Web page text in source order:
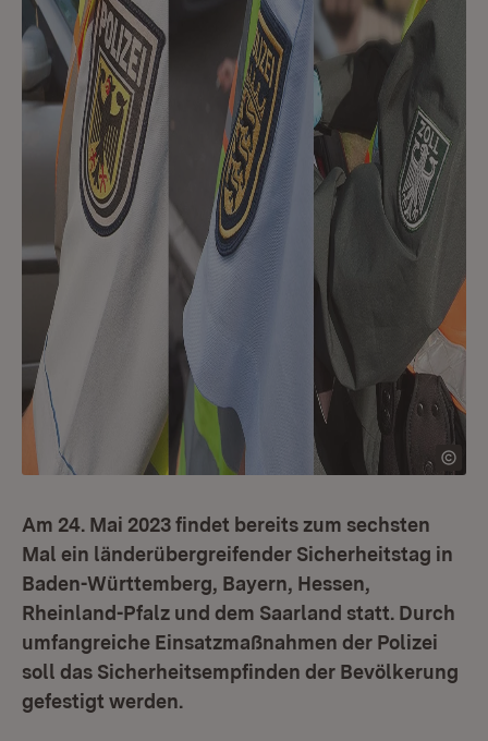
Am 24. Mai 2023 findet bereits zum sechsten
Mal ein länderübergreifender Sicherheitstag in
Baden-Württemberg, Bayern, Hessen,
Rheinland-Pfalz und dem Saarland statt. Durch
umfangreiche Einsatzmaßnahmen der Polizei
soll das Sicherheitsempfinden der Bevölkerung
gefestigt werden.